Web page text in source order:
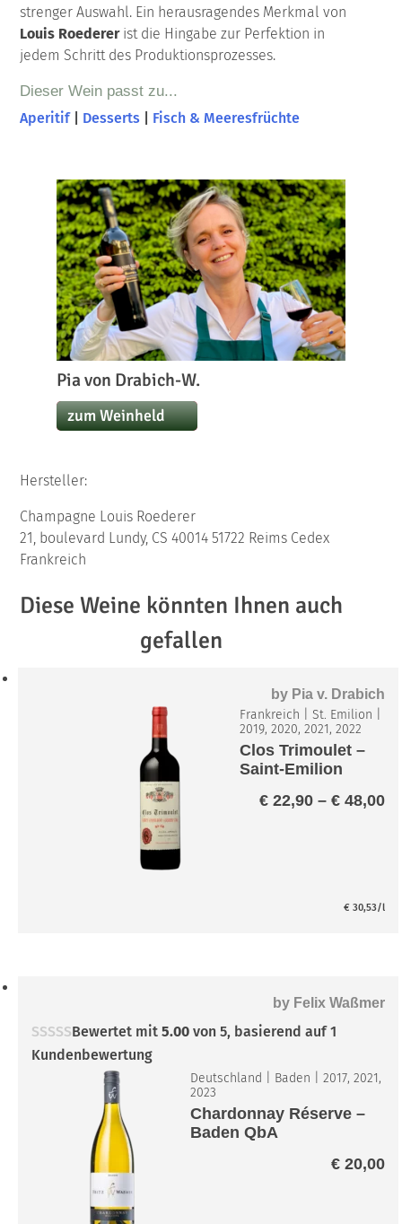
strenger Auswahl. Ein herausragendes Merkmal von
Louis Roedererist die Hingabe zur Perfektion in
jedem Schritt des Produktionsprozesses.
Dieser Wein passt zu...
Aperitif| Desserts Fisch & Meeresfrüchte
Pia von Drabich-W.
zum Weinheld
Hersteller:
Champagne Louis Roederer
21, boulevard Lundy, CS 40014 51722 Reims Cedex
Frankreich
Diese Weine könnten Ihnen auch
gefallen
by Pia v. Drabich
Frankreich |St. Emilion
2019, 2020, 2021, 2022
Clos Trimoulet –
Saint-Emilion
€22,90 – €48,00
€ 30,53/l
by Felix Waßmer
Bewertet mit5.00 von 5, basierend auf1
Kundenbewertung
Deutschland Baden |2017, 2021,
2023
Chardonnay Réserve –
Baden QbA
€20,00